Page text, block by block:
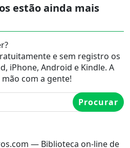
estão ainda mais
e sem registro os
iPhone, Android e Kindle. A
com a gente!
Procurar
— Biblioteca on-line de